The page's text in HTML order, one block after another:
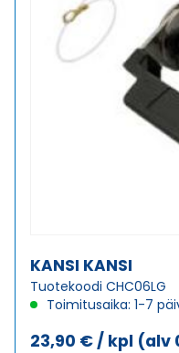
KANSI KANSI
Tuotekoodi CHC06LG
Toimitusaika: 1-7
23,90 € / kpl (alv